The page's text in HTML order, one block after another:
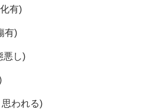
有)
有)
悪し)
われる)